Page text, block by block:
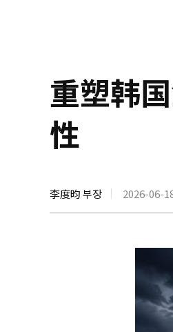
重塑韩
性
李度昀 부장 2026-06-